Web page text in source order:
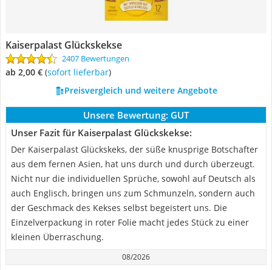
Kaiserpalast Glückskekse
2407 Bewertungen
ab 2,00 € ( Sofort lieferbar)
Preisvergleich und weitere Angebote
Unsere Bewertung: GUT
Unser Fazit für Kaiserpalast Glückskekse:
Der Kaiserpalast Glückskeks, der süße knusprige Botschafter
aus dem fernen Asien, hat uns durch und durch überzeugt.
Nicht nur die individuellen Sprüche, sowohl auf Deutsch als
auch Englisch, bringen uns zum Schmunzeln, sondern auch
der Geschmack des Kekses selbst begeistert uns. Die
Einzelverpackung in roter Folie macht jedes Stück zu einer
kleinen Überraschung.
08/2026